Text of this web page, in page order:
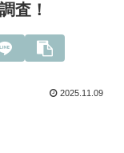
査！
2025.11.09